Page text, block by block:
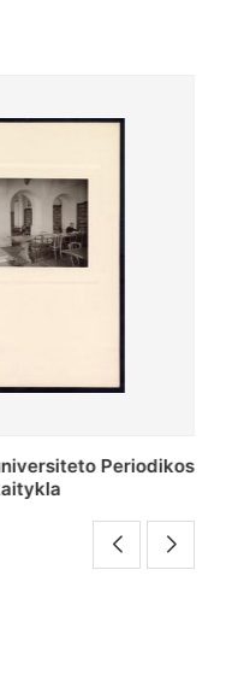
Stepono Batoro
bibliotekoje